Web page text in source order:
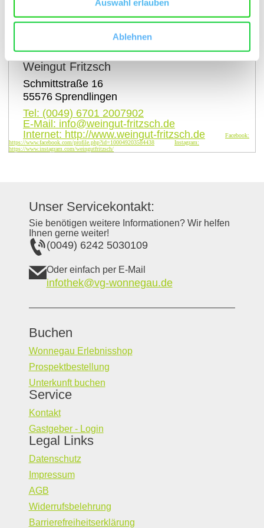
Auswahl erlauben
Ablehnen
auf Karte anzeigen
Kontaktinformationen:
Weingut Fritzsch
Schmittstraße 16
55576 Sprendlingen
Tel: (0049) 6701 2007902
E-Mail: info@weingut-fritzsch.de
Internet: http://www.weingut-fritzsch.de
Facebook:
https://www.facebook.com/profile.php?id=100049203584438
Instagram:
https://www.instagram.com/weingutfritzsch/
Unser Servicekontakt:
Sie benötigen weitere Informationen? Wir helfen
Ihnen gerne weiter!
(0049) 6242 5030109
Oder einfach per E-Mail
infothek@vg-wonnegau.de
Buchen
Wonnegau Erlebnisshop
Prospektbestellung
Unterkunft buchen
Service
Kontakt
Gastgeber - Login
Legal Links
Datenschutz
Impressum
AGB
Widerrufsbelehrung
Barrierefreiheitserklärung